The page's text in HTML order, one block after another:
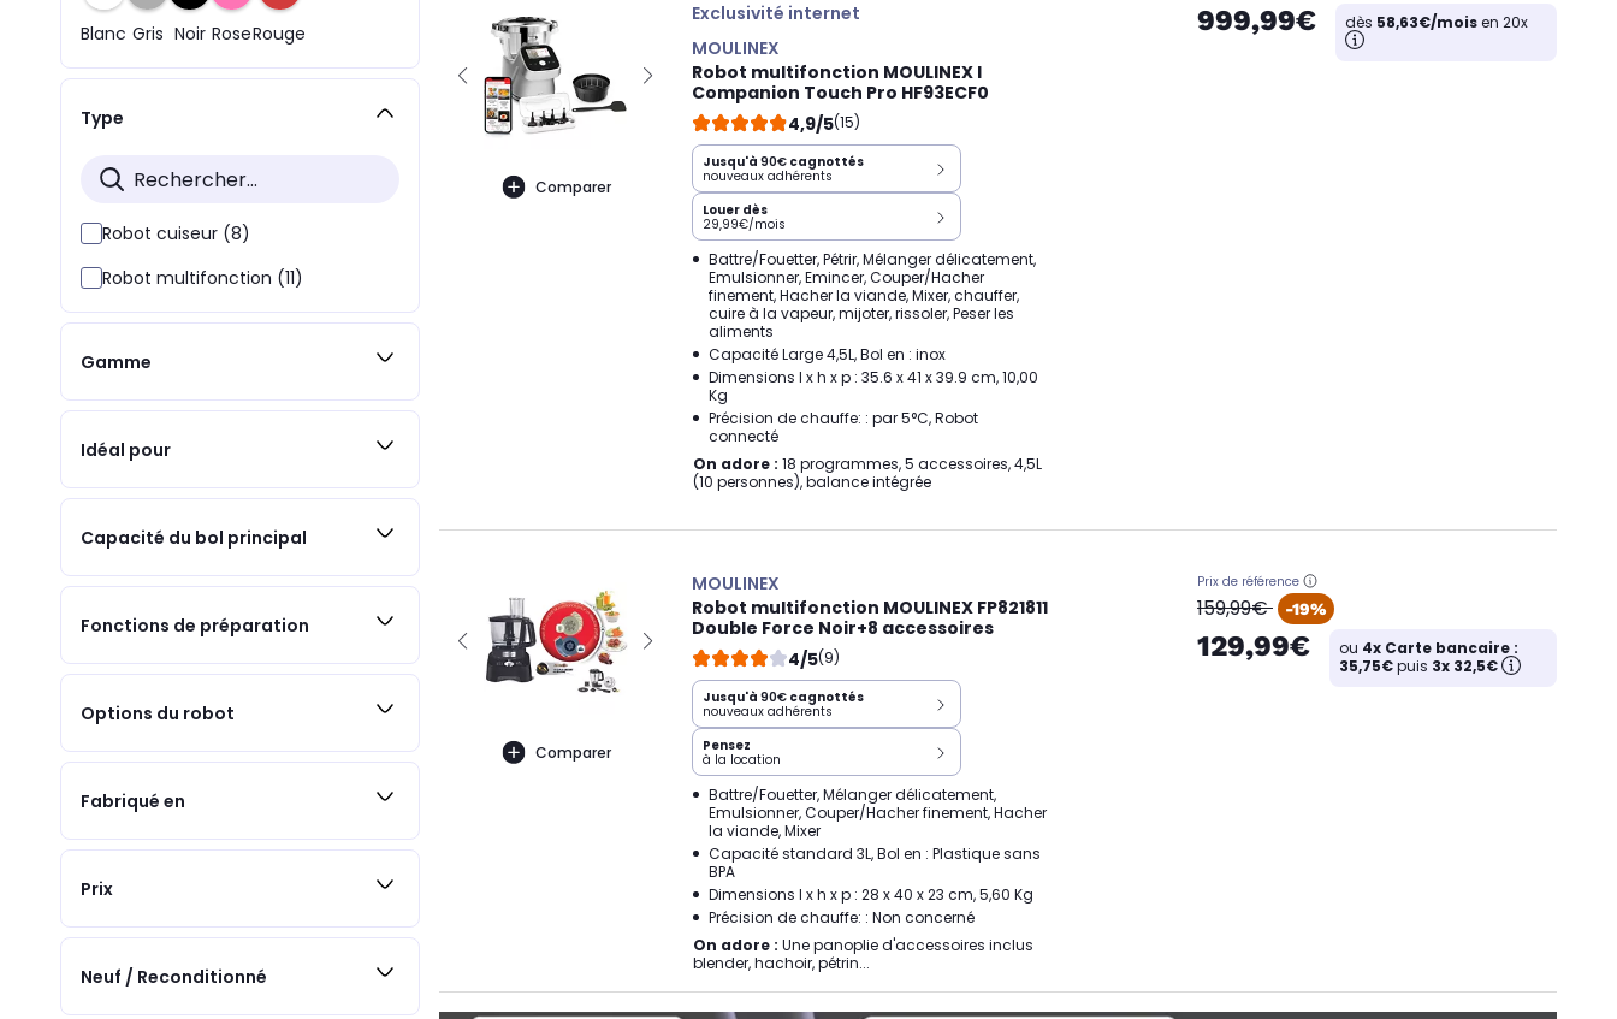
Blanc Gris Noir RoseRouge
Type
Robot cuiseur (8)
Robot multifonction (11)
Gamme
Idéal pour
Capacité du bol principal
Fonctions de préparation
Options du robot
Fabriqué en
Prix
Neuf / Reconditionné
Comparer
Exclusivité internet
MOULINEX
Robot multifonction MOULINEX I
Companion Touch Pro HF93ECF0
4,9/5(15)
Jusqu'à 90€ cagnottés
nouveaux adhérents
Louer dès
29,99€/mois
Battre/Fouetter, Pétrir, Mélanger délicatement,
Emulsionner, Emincer, Couper/Hacher
finement, Hacher la viande, Mixer, chauffer,
cuire à la vapeur, mijoter, rissoler, Peser les
aliments
Capacité Large 4,5L, Bol en : inox
Dimensions l x h x p : 35.6 x 41 x 39.9 cm, 10,00
Kg
Précision de chauffe: : par 5°C, Robot
connecté
On adore : 18 programmes, 5 accessoires, 4,5L
(10 personnes), balance intégrée
999,99€ dès 58,63€/moisen 20x
Comparer
MOULINEX
Robot multifonction MOULINEX FP821811
Double Force Noir+8 accessoires
4/5(9)
Jusqu'à 90€ cagnottés
nouveaux adhérents
Pensez
à la location
Battre/Fouetter, Mélanger délicatement,
Emulsionner, Couper/Hacher finement, Hacher
la viande, Mixer
Capacité standard 3L, Bol en : Plastique sans
BPA
Dimensions l x h x p : 28 x 40 x 23 cm, 5,60 Kg
Précision de chauffe: : Non concerné
On adore : Une panoplie d'accessoires inclus
blender, hachoir, pétrin...
Prix de référence
oldPrice
159,99€ -19%
129,99€ ou 4x Carte bancaire :
35,75€puis 3x 32,5€